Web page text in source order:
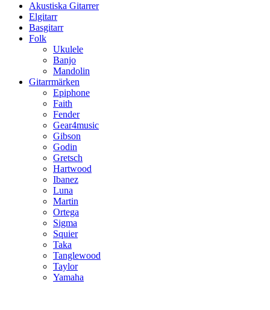
Akustiska Gitarrer
Elgitarr
Basgitarr
Folk
Ukulele
Banjo
Mandolin
Gitarrmärken
Epiphone
Faith
Fender
Gear4music
Gibson
Godin
Gretsch
Hartwood
Ibanez
Luna
Martin
Ortega
Sigma
Squier
Taka
Tanglewood
Taylor
Yamaha